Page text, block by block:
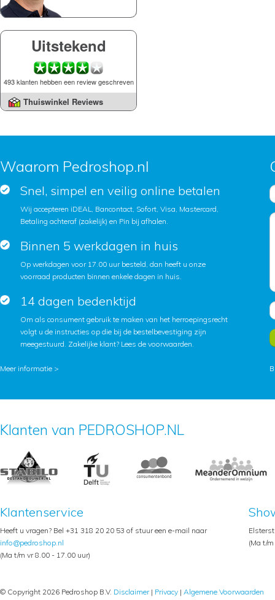
Uitstekend
493 klanten hebben een review geschreven
Thuiswinkel Reviews
Waarom Pedroshop.nl
Snel, simpel en veilig online betalen
Wij accepteren iDEAL, Bancontact, Sofort, Visa, Mastercard,
Betaling achteraf (zakelijk) en Pin bij afhalen.
Binnen 5 werkdagen in huis
Op werkdagen voor 17.00 uur besteld, dan heeft u onze
voorraad producten binnen enkele dagen in huis.
14 dagen bedenktijd
Om als consument gebruik te maken van het herroepingsrecht
volgt u de instructies op die bij de bestelbevestiging zijn
meegestuurd. Zakelijke klant? Lees de voorwaarden.
Meer informatie >
Klanten van PEDROSHOP.NL
Klantenservice
Heeft u vragen? Bel +31 318 20 20 53 of stuur een e-mail naar
info@pedroshop.nl
(Ma t/m vr 8.00 - 17.00 uur)
(Ma t/
© Copyright 2026 Pedroshop B.V. Disclaimer| Privacy | Algemene Voorwaarden